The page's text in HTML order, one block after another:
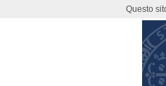
Questo